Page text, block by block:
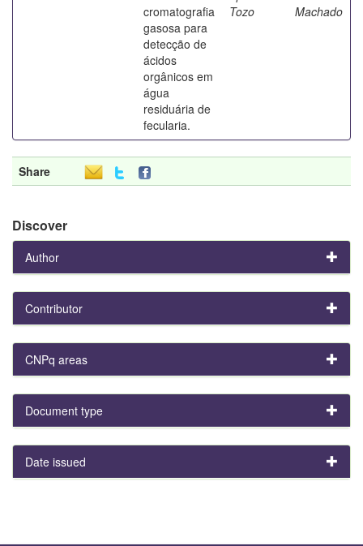
cromatografia
gasosa para
detecção de
ácidos
orgânicos em
água
residuária de
fecularia.
Tozo
Machado
Share
Discover
Author
Contributor
CNPq areas
Document type
Date issued